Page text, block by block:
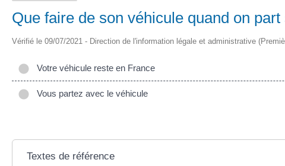
Que faire de son véhicule quand on
Vérifié le 09/07/2021 - Direction de l'information légale et administrative
Votre véhicule reste en France
Vous partez avec le véhicule
Textes de référence